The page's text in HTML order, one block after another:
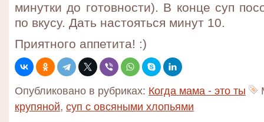
минутки до готовности). В конце суп
по вкусу. Дать настояться минут 10.
Приятного аппетита! :)
Опубликовано в рубриках: Когда мама - это ты
крупяной, суп с овсяными хлопьями